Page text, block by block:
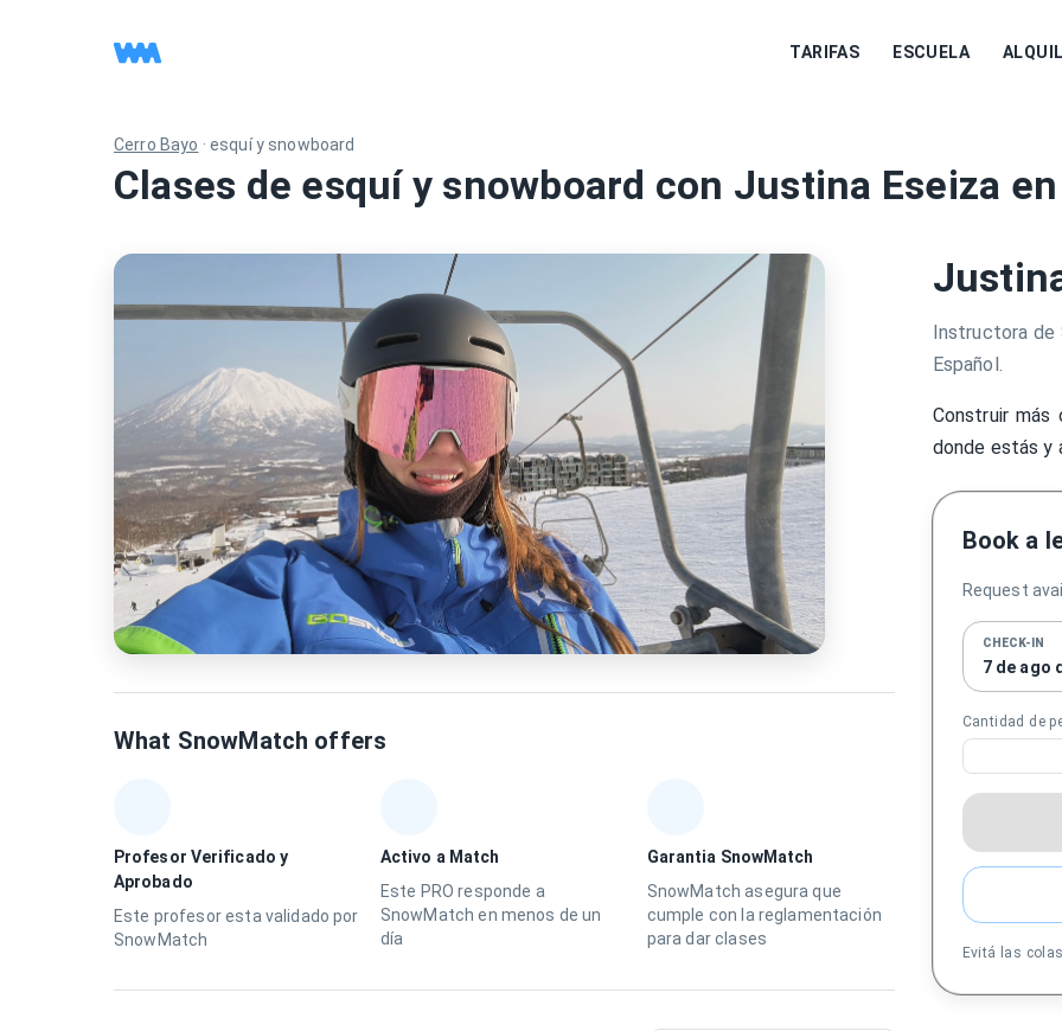
TARIFAS ESCUELA
Cerro Bayo · esquí y snowboard
Clases de esquí y snowboard con Justina Eseiza
What SnowMatch offers
Profesor Verificado y
Aprobado
Este profesor esta validado por
SnowMatch
Activo a Match
Este PRO responde a
SnowMatch en menos de un
día
Garantia SnowMatch
SnowMatch asegura que
cumple con la reglamentación
para dar clases
Instructora de
Español.
Construir más
donde estás y
Book a
Request
CHECK-IN
7 de ago
Cantidad de
Evitá las